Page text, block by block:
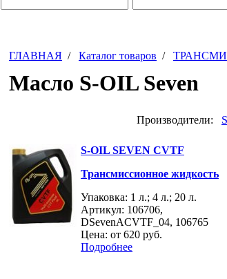
ГЛАВНАЯ / Каталог товаров /
Масло S-OIL Seven
Производители:
S-OIL SEVEN CVTF
Трансмиссионное жидкость
Упаковка: 1 л.; 4 л.; 20 л.
Артикул: 106706,
DSevenACVTF_04, 106765
Цена: от 620 руб.
Подробнее